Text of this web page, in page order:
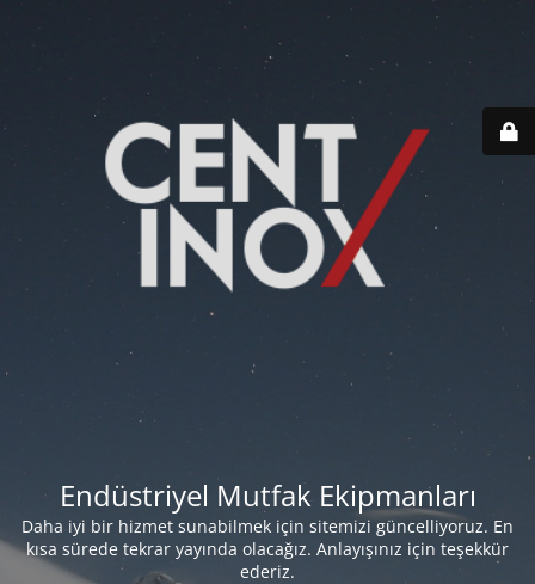
Endüstriyel Mutfak Ekipmanları
Daha iyi bir hizmet sunabilmek için sitemizi güncelliyoruz. En
kısa sürede tekrar yayında olacağız. Anlayışınız için teşekkür
ederiz.